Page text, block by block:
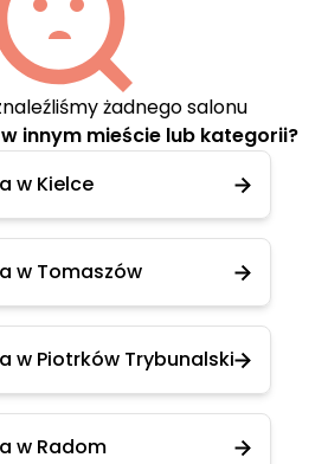
żadnego salonu
innym mieście lub kategorii?
w Kielce
w Tomaszów
w Piotrków Trybunalski
w Radom